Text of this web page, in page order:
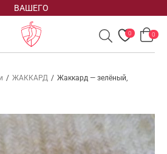
ВАШЕГО
0 0
/ ЖАККАРД / Жаккард — зелёный,